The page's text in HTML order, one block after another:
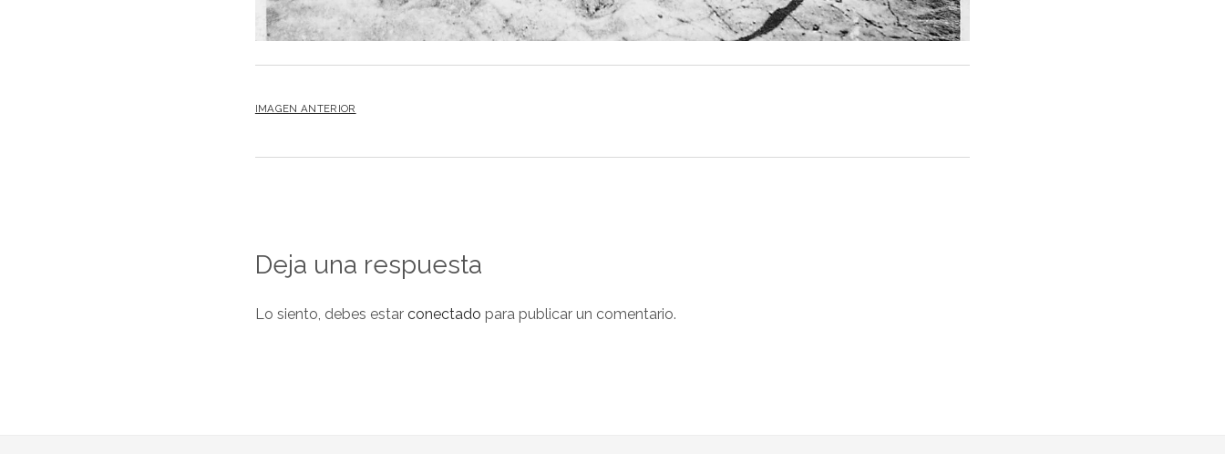
IMAGEN ANTERIOR
Deja una respuesta
Lo siento, debes estar conectado para publicar un comentario.